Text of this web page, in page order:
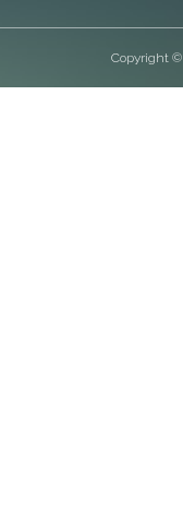
Copyright ©